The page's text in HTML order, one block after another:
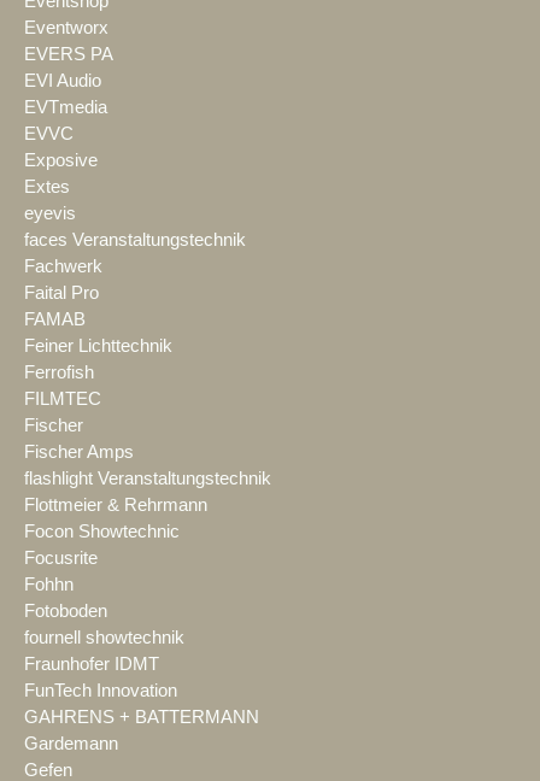
Eventworx
EVERS PA
EVI Audio
EVTmedia
EVVC
Exposive
Extes
eyevis
faces Veranstaltungstechnik
Fachwerk
Faital Pro
FAMAB
Feiner Lichttechnik
Ferrofish
FILMTEC
Fischer
Fischer Amps
flashlight Veranstaltungstechnik
Flottmeier & Rehrmann
Focon Showtechnic
Focusrite
Fohhn
Fotoboden
fournell showtechnik
Fraunhofer IDMT
FunTech Innovation
GAHRENS + BATTERMANN
Gardemann
Gefen